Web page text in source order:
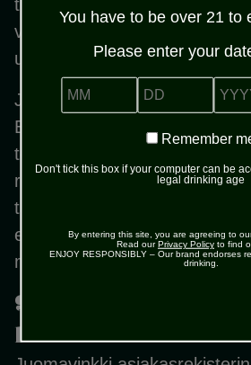
tietojenkäsittelijöitä, joiden
voidaan tallentaa myös EU:n
ulkopuolelle.
Jos rekisteröidyn
EU-/ETA-alueen
toimiville henkilötietojen
rekisterinpitäjille, joiden
tasoa ei katsota riittäväksi,
ensisijaisesti EU-komission
mallisopimuslausekkeisiin.
9. Rekisterin
periaatteet
You have to be over 21 to
Please enter your
MM DD YYYY
Remember
Remember
Don't tick this box if your computer can be
legal drinking age
By entering this site, you are agreeing to
Read ourPrivacy Policy to find
ENJOY RESPONSIBLY – Our brand endorses
drinking.